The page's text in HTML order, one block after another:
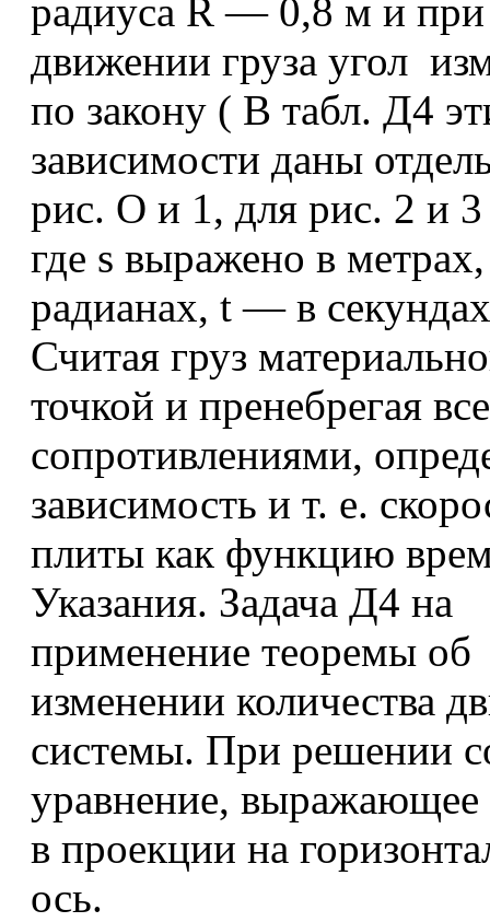
радиуса R — 0,8 м и при
движении груза угол
по закону ( В табл. Д4
зависимости даны
рис. О и 1, для рис. 2 и 3
где s выражено в
радианах, t — в
Считая груз
точкой и пренебрегая
сопротивлениями,
зависимость и т. е.
плиты как функцию
Указания. Задача Д4 на
применение теоремы об
изменении количества
системы. При решении
уравнение, выражающее
в проекции на
ось.